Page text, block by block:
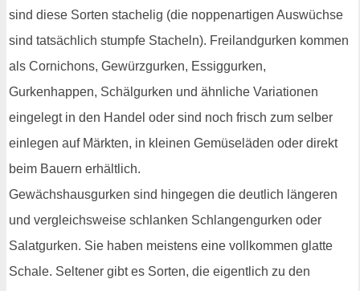
sind diese Sorten stachelig (die noppenartigen Auswüchse
sind tatsächlich stumpfe Stacheln). Freilandgurken kommen
als Cornichons, Gewürzgurken, Essiggurken,
Gurkenhappen, Schälgurken und ähnliche Variationen
eingelegt in den Handel oder sind noch frisch zum selber
einlegen auf Märkten, in kleinen Gemüseläden oder direkt
beim Bauern erhältlich.
Gewächshausgurken sind hingegen die deutlich längeren
und vergleichsweise schlanken Schlangengurken oder
Salatgurken. Sie haben meistens eine vollkommen glatte
Schale. Seltener gibt es Sorten, die eigentlich zu den